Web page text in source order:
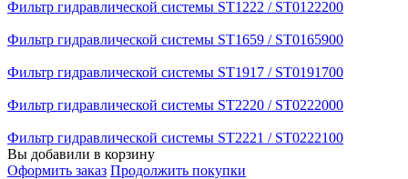
Фильтр гидравлической системы ST1222 / ST0122200
Фильтр гидравлической системы ST1659 / ST0165900
Фильтр гидравлической системы ST1917 / ST0191700
Фильтр гидравлической системы ST2220 / ST0222000
Фильтр гидравлической системы ST2221 / ST0222100
Вы добавили в корзину
Оформить заказ Продолжить покупки